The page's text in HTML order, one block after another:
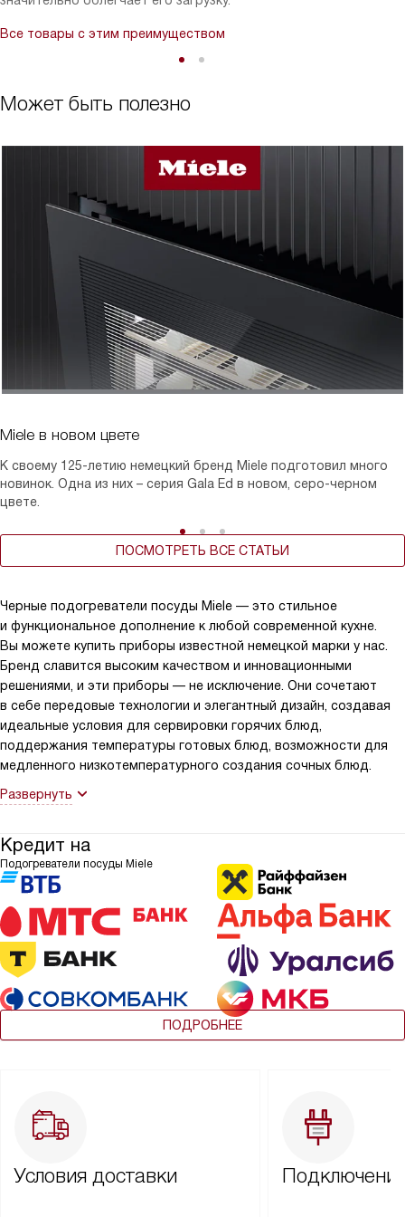
Все товары с этим преимуществом
Может быть полезно
Miele в новом цвете
К своему 125-летию немецкий бренд Miele подготовил много
новинок. Одна из них – серия Gala Ed в новом, серо-черном
цвете.
ПОСМОТРЕТЬ ВСЕ СТАТЬИ
Черные подогреватели посуды Miele — это стильное
и функциональное дополнение к любой современной кухне.
Вы можете купить приборы известной немецкой марки у нас.
Бренд славится высоким качеством и инновационными
решениями, и эти приборы — не исключение. Они сочетают
в себе передовые технологии и элегантный дизайн, создавая
идеальные условия для сервировки горячих блюд,
поддержания температуры готовых блюд, возможности для
медленного низкотемпературного создания сочных блюд.
Развернуть
Кредит на
Подогреватели посуды Miele
ПОДРОБНЕЕ
Условия доставки